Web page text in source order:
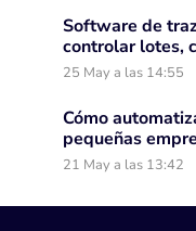
Software de
controlar lotes,
25 May a las 14:55
Cómo
pequeñas
21 May a las 13:42